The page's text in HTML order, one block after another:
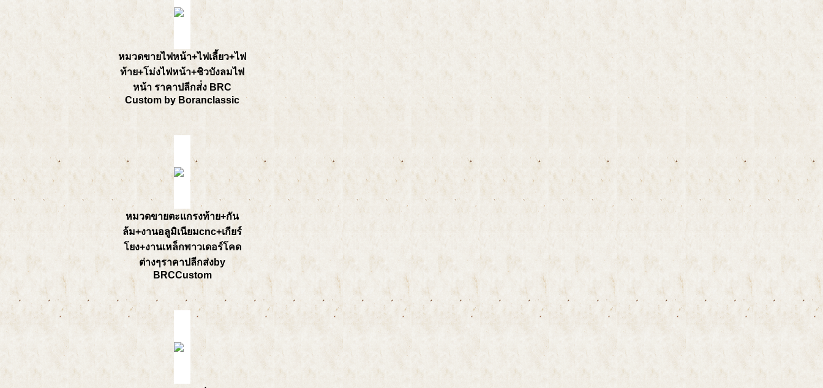
หมวดขายไฟหน้า+ไฟเลี้ยว+ไฟ
ท้าย+โม่งไฟหน้า+ชิวบังลมไฟ
หน้า ราคาปลีกส่่ง BRC
Custom by Boranclassic
หมวดขายตะแกรงท้าย+กัน
ล้ม+งานอลูมิเนียมcnc+เกียร์
โยง+งานเหล็กพาวเดอร์โคด
ต่างๆราคาปลีกส่งby
BRCCustom